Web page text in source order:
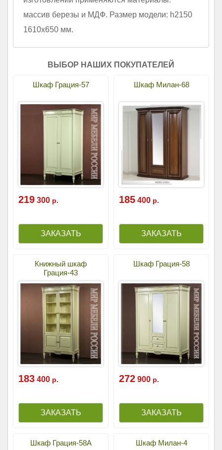
массив березы и МДФ. Размер модели: h2150
1610х650 мм.
ВЫБОР НАШИХ ПОКУПАТЕЛЕЙ
Шкаф Грация-57
219 300 р.
Шкаф Милан-68
185 400 р.
Книжный шкаф
Грация-43
183 400 р.
Шкаф Грация-58
272 900 р.
Шкаф Грация-58А Шкаф Милан-4